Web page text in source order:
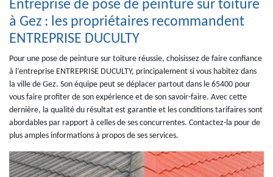
Entreprise de pose de peinture sur toiture
à Gez : les propriétaires recommandent
ENTREPRISE DUCULTY
Pour une pose de peinture sur toiture réussie, choisissez de faire confiance
à l’entreprise ENTREPRISE DUCULTY, principalement si vous habitez dans
la ville de Gez. Son équipe peut se déplacer partout dans le 65400 pour
vous faire profiter de son expérience et de son savoir-faire. Avec cette
dernière, la qualité du résultat est garantie et les conditions tarifaires sont
abordables par rapport à celles de ses concurrentes. Contactez-la pour de
plus amples informations à propos de ses services.